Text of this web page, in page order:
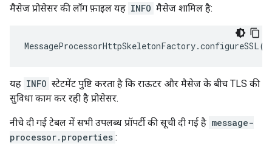
मैसेज प्रोसेसर की लॉग फ़ाइल यह INFO मैसेज शामिल है:
MessageProcessorHttpSkeletonFactory.configureSSL()
यह INFO स्टेटमेंट पुष्टि करता है कि राऊटर और मैसेज के बीच TLS की
सुविधा काम कर रही है प्रोसेसर.
नीचे दी गई टेबल में सभी उपलब्ध प्रॉपर्टी की सूची दी गई है message-
processor.properties :